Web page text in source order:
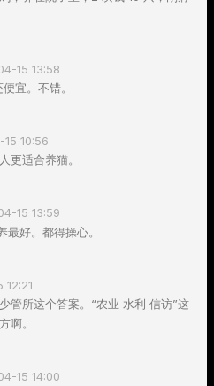
15 13:58
宜。不错。
10:56
更适合养猫。
15 13:59
最好。都得操心。
12:21
管所这个答案。“农业 水利 信访”这
啊。
15 14:00